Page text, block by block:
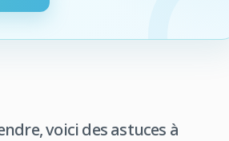
voici des astuces à